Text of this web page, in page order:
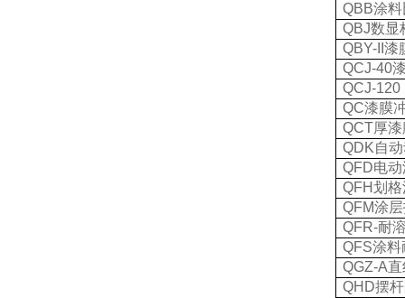
QBB涂
QBJ数显
QBY-II漆
QCJ-40
QCJ-120
QC漆膜
QCT厚
QDK自
QFD电
QFH划
QFM涂
QFR-耐
QFS涂料
QGZ-A
QHD摆